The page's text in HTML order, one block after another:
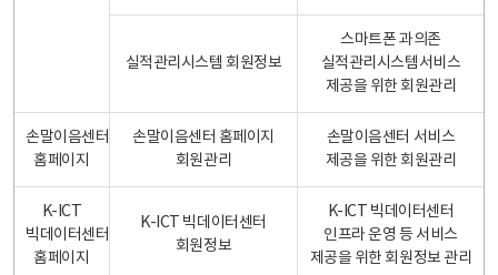
실적관리시스템 회원정보
스마트폰 과의존
실적관리시스템서비스
제공을 위한 회원관리
손말이음센터
홈페이지
손말이음센터 홈페이지
회원관리
손말이음센터 서비스
제공을 위한 회원관리
K-ICT
빅데이터센터
홈페이지
K-ICT 빅데이터센터
회원정보
K-ICT 빅데이터센터
인프라 운영 등 서비스
제공을 위한 회원정보 관리